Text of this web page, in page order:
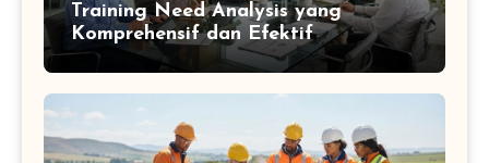
Training Need Analysis yang
Komprehensif dan Efektif